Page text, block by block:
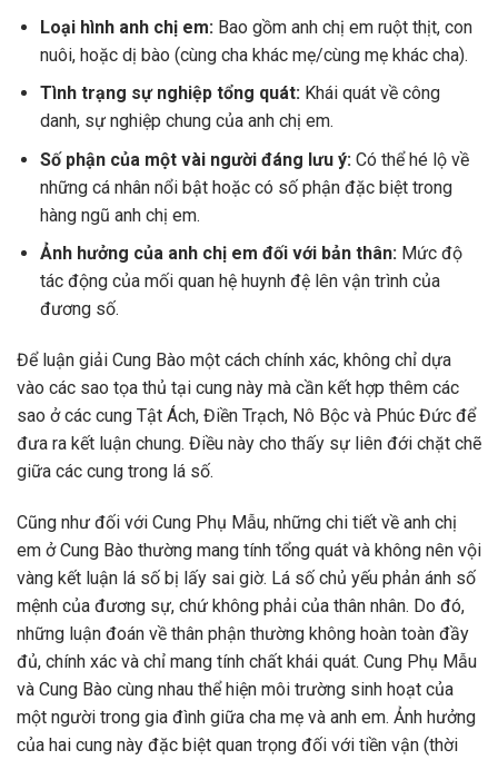
Loại hình anh chị em: Bao gồm anh chị em ruột thịt, con
nuôi, hoặc dị bào (cùng cha khác mẹ/cùng mẹ khác cha).
Tình trạng sự nghiệp tổng quát:Khái quát về công
danh, sự nghiệp chung của anh chị em.
Số phận của một vài người đáng lưu ý: Có thể hé lộ về
những cá nhân nổi bật hoặc có số phận đặc biệt trong
hàng ngũ anh chị em.
Ảnh hưởng của anh chị em đối với bản thân:Mức độ
tác động của mối quan hệ huynh đệ lên vận trình của
đương số.
Để luận giải Cung Bào một cách chính xác, không chỉ dựa
vào các sao tọa thủ tại cung này mà cần kết hợp thêm các
sao ở các cung Tật Ách, Điền Trạch, Nô Bộc và Phúc Đức để
đưa ra kết luận chung. Điều này cho thấy sự liên đới chặt chẽ
giữa các cung trong lá số.
Cũng như đối với Cung Phụ Mẫu, những chi tiết về anh chị
em ở Cung Bào thường mang tính tổng quát và không nên vội
vàng kết luận lá số bị lấy sai giờ. Lá số chủ yếu phản ánh số
mệnh của đương sự, chứ không phải của thân nhân. Do đó,
những luận đoán về thân phận thường không hoàn toàn đầy
đủ, chính xác và chỉ mang tính chất khái quát. Cung Phụ Mẫu
và Cung Bào cùng nhau thể hiện môi trường sinh hoạt của
một người trong gia đình giữa cha mẹ và anh em. Ảnh hưởng
của hai cung này đặc biệt quan trọng đối với tiền vận (thời